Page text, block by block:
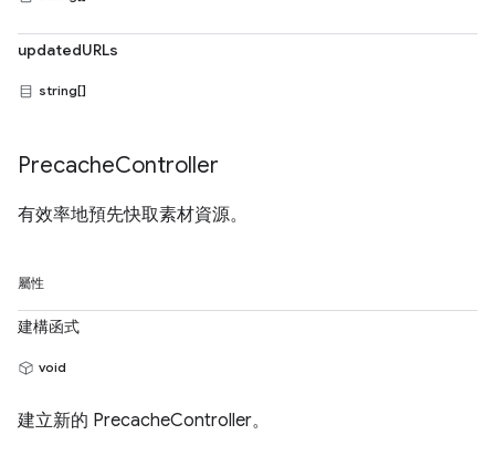
updatedURLs
string[]
PrecacheController
有效率地預先快取素材資源。
屬性
建構函式
void
建立新的 PrecacheController。